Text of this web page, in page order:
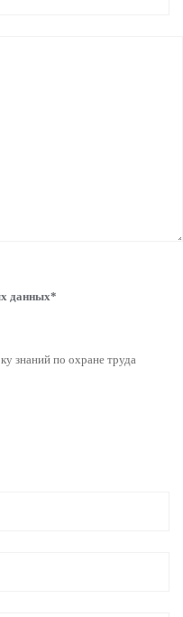
данных*
знаний по охране труда